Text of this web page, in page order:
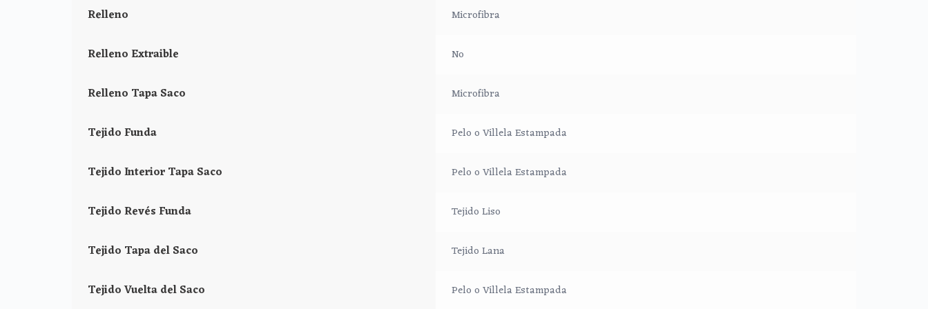
Relleno Microfibra
Relleno Extraible No
Relleno Tapa Saco Microfibra
Tejido Funda Pelo o Villela Estampada
Tejido Interior Tapa Saco Pelo o Villela Estampada
Tejido Revés Funda Tejido Liso
Tejido Tapa del Saco Tejido Lana
Tejido Vuelta del Saco Pelo o Villela Estampada